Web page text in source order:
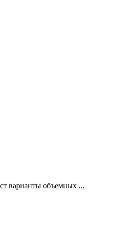
варианты объемных ...